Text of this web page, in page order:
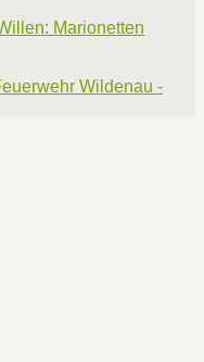
Marionetten
Wildenau -